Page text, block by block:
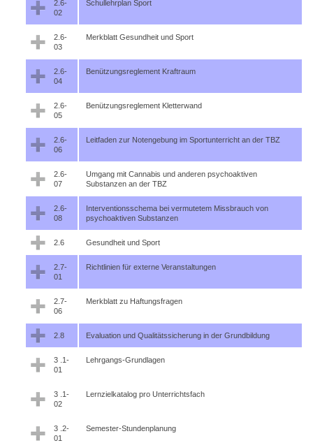
2.6-
02
Schullehrplan Sport
2.6-
03
Merkblatt Gesundheit und Sport
2.6-
04
Benützungsreglement Kraftraum
2.6-
05
Benützungsreglement Kletterwand
2.6-
06
Leitfaden zur Notengebung im Sportunterricht an der TBZ
2.6-
07
Umgang mit Cannabis und anderen psychoaktiven
Substanzen an der TBZ
2.6-
08
Interventionsschema bei vermutetem Missbrauch von
psychoaktiven Substanzen
2.6 Gesundheit und Sport
2.7-
01
Richtlinien für externe Veranstaltungen
2.7-
06
Merkblatt zu Haftungsfragen
2.8 Evaluation und Qualitätssicherung in der Grundbildung
3 .1-
01
Lehrgangs-Grundlagen
3 .1-
02
Lernzielkatalog pro Unterrichtsfach
3 .2-
01
Semester-Stundenplanung